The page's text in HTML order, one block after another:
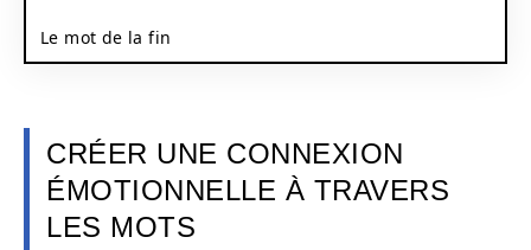
Le mot de la fin
CRÉER UNE CONNEXION
ÉMOTIONNELLE À TRAVERS
LES MOTS